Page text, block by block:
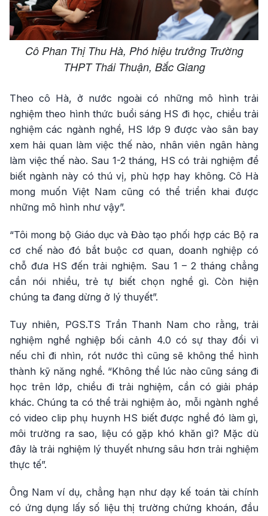
Cô Phan Thị Thu Hà, Phó hiệu trưởng Trường
THPT Thái Thuận, Bắc Giang
Theo cô Hà, ở nước ngoài có những mô hình trải
nghiệm theo hình thức buổi sáng HS đi học, chiều trải
nghiệm các ngành nghề, HS lớp 9 được vào sân bay
xem hải quan làm việc thế nào, nhân viên ngân hàng
làm việc thế nào. Sau 1-2 tháng, HS có trải nghiệm để
biết ngành này có thú vị, phù hợp hay không. Cô Hà
mong muốn Việt Nam cũng có thể triển khai được
những mô hình như vậy”.
“Tôi mong bộ Giáo dục và Đào tạo phối hợp các Bộ ra
cơ chế nào đó bắt buộc cơ quan, doanh nghiệp có
chỗ đưa HS đến trải nghiệm. Sau 1 – 2 tháng chẳng
cần nói nhiều, trẻ tự biết chọn nghề gì. Còn hiện
chúng ta đang dừng ở lý thuyết”.
Tuy nhiên, PGS.TS Trần Thanh Nam cho rằng, trải
nghiệm nghề nghiệp bối cảnh 4.0 có sự thay đổi vì
nếu chỉ đi nhìn, rót nước thì cũng sẽ không thể hình
thành kỹ năng nghề. “Không thể lúc nào cũng sáng đi
học trên lớp, chiều đi trải nghiệm, cần có giải pháp
khác. Chúng ta có thể trải nghiệm ảo, mỗi ngành nghề
có video clip phụ huynh HS biết được nghề đó làm gì,
môi trường ra sao, liệu có gặp khó khăn gì? Mặc dù
đây là trải nghiệm lý thuyết nhưng sâu hơn trải nghiệm
thực tế”.
Ông Nam ví dụ, chẳng hạn như dạy kế toán tài chính
có ứng dụng lấy số liệu thị trường chứng khoán, đầu